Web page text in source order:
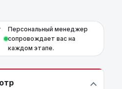
Персональный менеджер
сопровождает вас на
каждом этапе.